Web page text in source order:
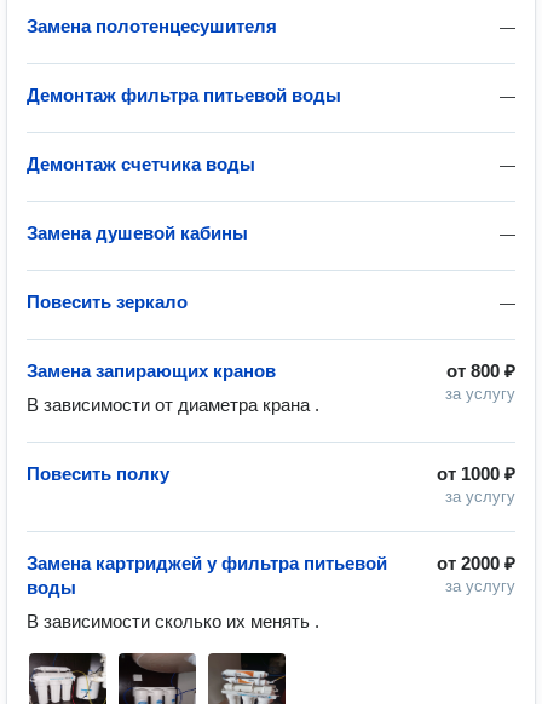
—
Замена полотенцесушителя
—
Демонтаж фильтра питьевой воды
—
Демонтаж счетчика воды
—
Замена душевой кабины
—
Повесить зеркало
от 800 ₽
за услугу
Замена запирающих кранов
В зависимости от диаметра крана .
от 1000 ₽
за услугу
Повесить полку
от 2000 ₽
за услугу
Замена картриджей у фильтра питьевой
воды
В зависимости сколько их менять .